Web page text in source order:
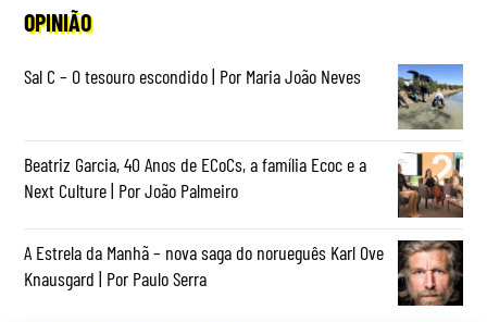
OPINIÃO
Sal C – O tesouro escondido | Por Maria João Neves
Beatriz Garcia, 40 Anos de ECoCs, a família Ecoc e a
Next Culture | Por João Palmeiro
A Estrela da Manhã – nova saga do norueguês Karl Ove
Knausgard | Por Paulo Serra